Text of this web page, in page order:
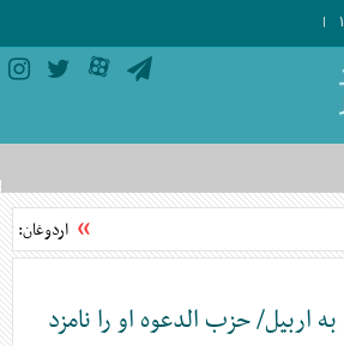
اردوغان:
اربیل/ حزب الدعوه او را نامزد